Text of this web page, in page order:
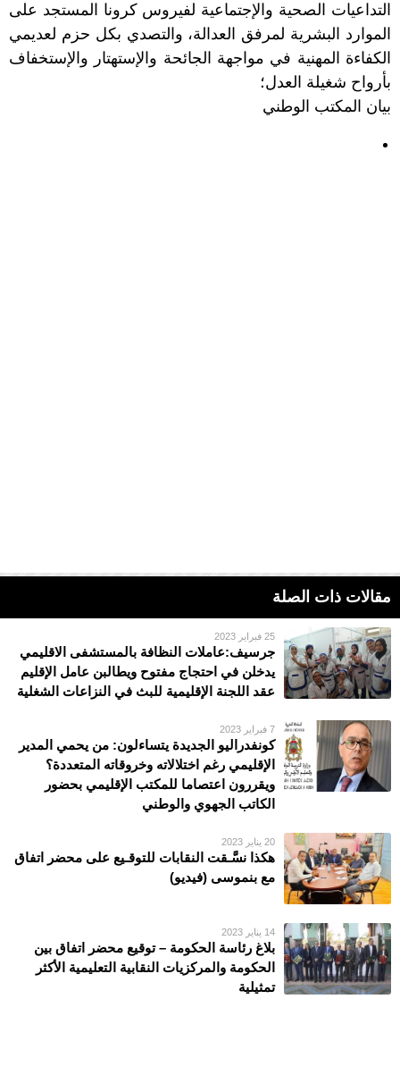
التداعيات الصحية والإجتماعية لفيروس كرونا المستجد على
الموارد البشرية لمرفق العدالة، والتصدي بكل حزم لعديمي
الكفاءة المهنية في مواجهة الجائحة والإستهتار والإستخفاف
بأرواح شغيلة العدل؛
بيان المكتب الوطني
مقالات ذات الصلة
25 فبراير 2023
جرسيف:عاملات النظافة بالمستشفى الاقليمي
يدخلن في احتجاج مفتوح ويطالبن عامل الإقليم
عقد اللجنة الإقليمية للبث في النزاعات الشغلية
7 فبراير 2023
كونفدراليو الجديدة يتساءلون: من يحمي المدير
الإقليمي رغم اختلالاته وخروقاته المتعددة؟
ويقررون اعتصاما للمكتب الإقليمي بحضور
الكاتب الجهوي والوطني
20 يناير 2023
هكذا نسَّـقت النقابات للتوقـيع على محضر اتفاق
مع بنموسى (فيديو)
14 يناير 2023
بلاغ رئاسة الحكومة – توقيع محضر اتفاق بين
الحكومة والمركزيات النقابية التعليمية الأكثر
تمثيلية